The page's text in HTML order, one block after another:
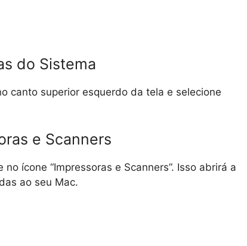
do Sistema
canto superior esquerdo da tela e selecione
e Scanners
ícone “Impressoras e Scanners”. Isso abrirá a
ao seu Mac.